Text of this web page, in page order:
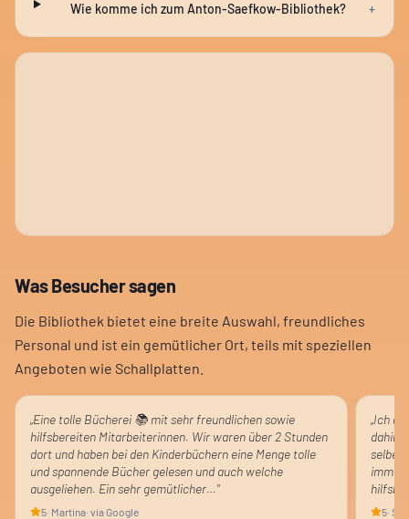
Wie komme ich zum Anton-Saefkow-Bibliothek? +
Was Besucher sagen
Die Bibliothek bietet eine breite Auswahl, freundliches
Personal und ist ein gemütlicher Ort, teils mit speziellen
Angeboten wie Schallplatten.
„Eine tolle Bücherei 📚 mit sehr freundlichen sowie
hilfsbereiten Mitarbeiterinnen. Wir waren über 2 Stunden
dort und haben bei den Kinderbüchern eine Menge tolle
und spannende Bücher gelesen und auch welche
ausgeliehen. Ein sehr gemütlicher…"
5· Martina· via Google
„Ich
dahin
selber
immer
5·